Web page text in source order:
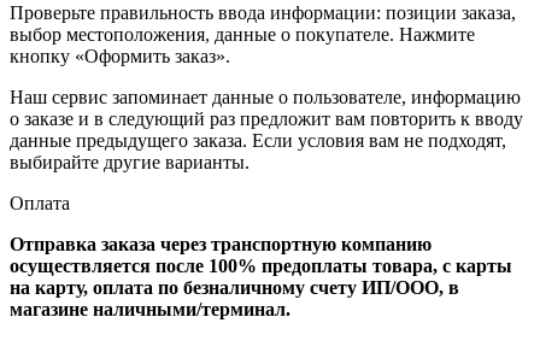
Проверьте правильность ввода информации: позиции заказа,
выбор местоположения, данные о покупателе. Нажмите
кнопку «Оформить заказ».
Наш сервис запоминает данные о пользователе, информацию
о заказе и в следующий раз предложит вам повторить к вводу
данные предыдущего заказа. Если условия вам не подходят,
выбирайте другие варианты.
Оплата
Отправка заказа через транспортную компанию
осуществляется после 100% предоплаты товара, с карты
на карту, оплата по безналичному счету ИП/ООО, в
магазине наличными/терминал.